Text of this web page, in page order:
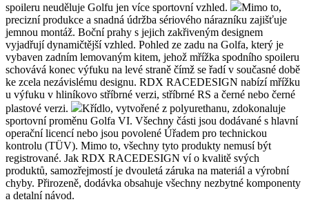
spoileru neuděluje Golfu jen více sportovní vzhled.
Mimo to,
precizní produkce a snadná údržba sériového nárazníku zajišťuje
jemnou montáž. Boční prahy s jejich zakřiveným designem
vyjadřují dynamičtější vzhled. Pohled ze zadu na Golfa, který je
vybaven zadním lemovaným kitem, jehož mřížka spodního spoileru
schovává konec výfuku na levé straně čímž se řadí v současné době
ke zcela nezávislému designu. RDX RACEDESIGN nabízí mřížku
u výfuku v hliníkovo stříbrné verzi, stříbrné RS a černé nebo černé
plastové verzi.
Křídlo, vytvořené z polyurethanu, zdokonaluje
sportovní proměnu Golfa VI. Všechny části jsou dodávané s hlavní
operační licencí nebo jsou povolené Úřadem pro technickou
kontrolu (TÜV). Mimo to, všechny tyto produkty nemusí být
registrované. Jak RDX RACEDESIGN ví o kvalitě svých
produktů, samozřejmostí je dvouletá záruka na materiál a výrobní
chyby. Přirozeně, dodávka obsahuje všechny nezbytné komponenty
a detalní návod.